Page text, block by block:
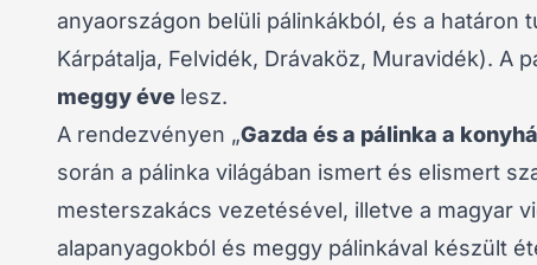
anyaországon belüli pálinkákból, és a határon
Kárpátalja, Felvidék, Drávaköz, Muravidék). A
meggy éve lesz.
A rendezvényen „Gazda és a pálinka a
során a pálinka világában ismert és elismert
mesterszakács vezetésével, illetve a magyar
alapanyagokból és meggy pálinkával készült